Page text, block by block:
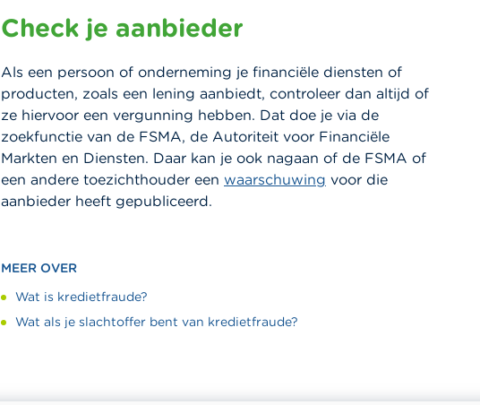
Check je aanbieder
Als een persoon of onderneming je financiële diensten of
producten, zoals een lening aanbiedt, controleer dan altijd of
ze hiervoor een vergunning hebben. Dat doe je via de
zoekfunctie van de FSMA, de Autoriteit voor Financiële
Markten en Diensten. Daar kan je ook nagaan of de FSMA of
een andere toezichthouder een waarschuwing voor die
aanbieder heeft gepubliceerd.
MEER OVER
Wat is kredietfraude?
Wat als je slachtoffer bent van kredietfraude?